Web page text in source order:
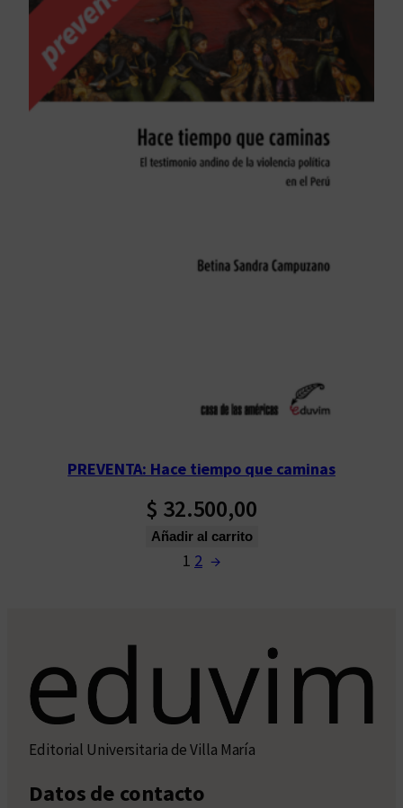
PREVENTA: Hace tiempo que caminas
$ 32.500,00
Añadir al carrito
1 2 →
Editorial Universitaria de Villa María
Datos de contacto